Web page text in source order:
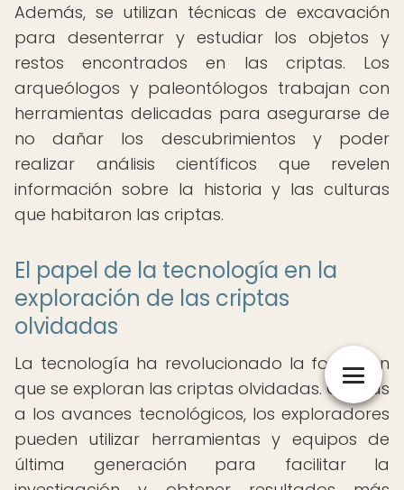
Además, se utilizan técnicas de excavación
para desenterrar y estudiar los objetos y
restos encontrados en las criptas. Los
arqueólogos y paleontólogos trabajan con
herramientas delicadas para asegurarse de
no dañar los descubrimientos y poder
realizar análisis científicos que revelen
información sobre la historia y las culturas
que habitaron las criptas.
El papel de la tecnología en la
exploración de las criptas
olvidadas
La tecnología ha revolucionado la forma en
que se exploran las criptas olvidadas. Gracias
a los avances tecnológicos, los exploradores
pueden utilizar herramientas y equipos de
última generación para facilitar la